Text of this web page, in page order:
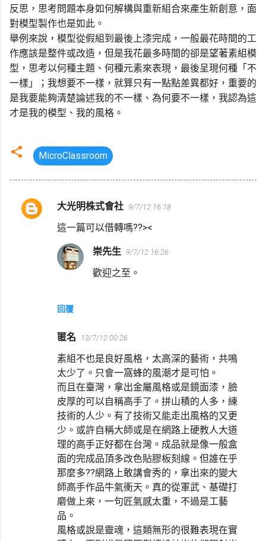
反思，思考問題本身如何解構與重新組合來產生新創意，面
對模型製作也是如此。
舉例來說，模型從假組到最後上漆完成，一般最花時間的工
作應該是整件或改造，但是我花最多時間的卻是望著素組模
型，思考以何種主題、何種元素來表現，最後呈現何種「不
一樣」；我想要不一樣，就算只有一點點差異都好，重要的
是我要能夠清楚論述我的不一樣、為何要不一樣，我認為這
才是我的模型、我的風格。
MicroClassroom
留
大光明株式會社 9/7/12 16:18
這一篇可以借轉嗎??><
回覆
崇先生 9/7/12 16:26
歡迎之至。
匿名 13/7/12 00:26
素組不也是良好風格，太高深的藝術，共鳴
太少了。只會一窩蜂的風潮才是可怕。
而且在臺灣，拿出金屬風格或是鏡面漆，臉
皮厚的可以自稱高手了。拼山積的人多，練
技術的人少。有了技術又能走出風格的又更
少。或許自稱大師或是在網路上硬教人大道
理的高手正好都在台灣。成品就是像一般盒
面的完成品頂多改色貼膠板刻線。但誰在乎
那麼多??網路上敢講會秀的，拿出來的變大
師高手作品牛氣衝天。真的從軍武、基礎打
磨做上來，一句匠氣感太重，不過是工藝
品。
風格或說是靈魂，這類無形的很難表現在實